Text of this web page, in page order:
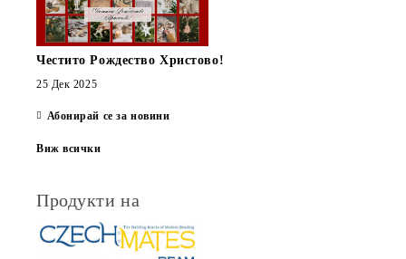
Честито Рождество Христово!
25 Дек 2025
Абонирай се за новини
Виж всички
Продукти на